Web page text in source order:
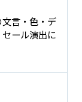
言・色・デ
ール演出に